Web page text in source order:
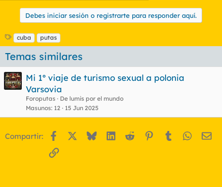
Debes iniciar sesión o registrarte para responder aquí.
E
t
i
q
u
e
t
cuba putas
Temas similares
Mi 1º viaje de turismo sexual a polonia
Varsovia
Foroputas
De lumis por el mundo
Masunos 12 15 Jun 2025
Compartir: Facebook BlueskyLinkedIn
Reddit Pinterest
Tumblr
Enlace